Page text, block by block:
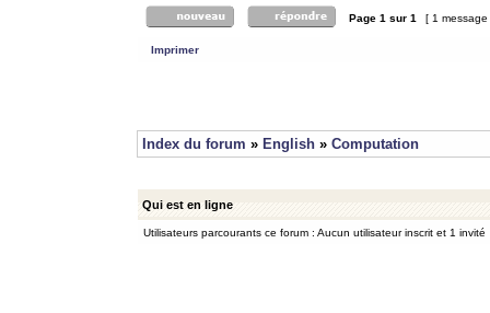
Page 1 sur 1 [ 1
Imprimer
Index du forum » English » Computation
Qui est en ligne
Utilisateurs parcourants ce forum : Aucun utilisateur inscrit et 1 invité